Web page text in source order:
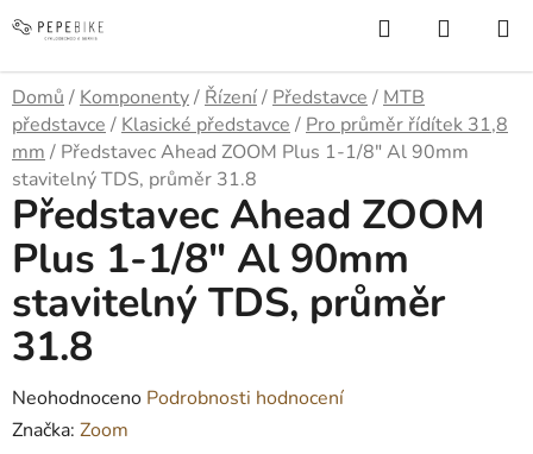
na
Hledat
KOŠÍK
Domů / Komponenty/ Řízení/ Představce / MTB
představce / Klasické představce / Pro průměr řídítek 31,8
mm / Představec Ahead ZOOM Plus 1-1/8" Al 90mm
stavitelný TDS, průměr 31.8
Představec Ahead ZOOM
Plus 1-1/8" Al 90mm
stavitelný TDS, průměr
31.8
Průměrné
hodnocení
Neohodnoceno Podrobnosti hodnocení
Značka: Zoom